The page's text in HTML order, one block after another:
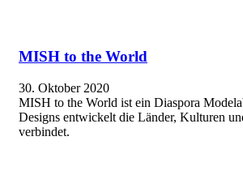
MISH to the World
30. Oktober 2020
MISH to the World ist ein Diaspora
Designs entwickelt die Länder, Kulturen
verbindet.